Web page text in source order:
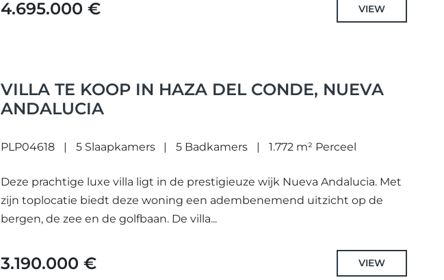
4.695.000 € VIEW
VILLA TE KOOP IN HAZA DEL CONDE, NUEVA
ANDALUCIA
PLP04618 5 Slaapkamers 5 Badkamers 1.772 m² Perceel
Deze prachtige luxe villa ligt in de prestigieuze wijk Nueva Andalucia. Met
zijn toplocatie biedt deze woning een adembenemend uitzicht op de
bergen, de zee en de golfbaan. De villa...
3.190.000 € VIEW